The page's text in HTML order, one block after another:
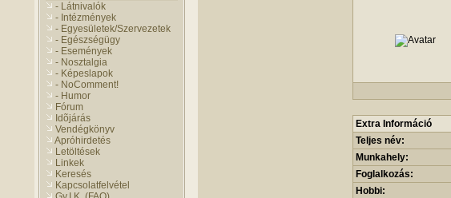
- Látnivalók
- Intézmények
- Egyesületek/Szervezetek
- Egészségügy
- Események
- Nosztalgia
- Képeslapok
- NoComment!
- Humor
Fórum
Idõjárás
Vendégkönyv
Apróhirdetés
Letöltések
Linkek
Keresés
Kapcsolatfelvétel
Extra Információ
Teljes név:
Munkahely:
Foglalkozás:
Hobbi: